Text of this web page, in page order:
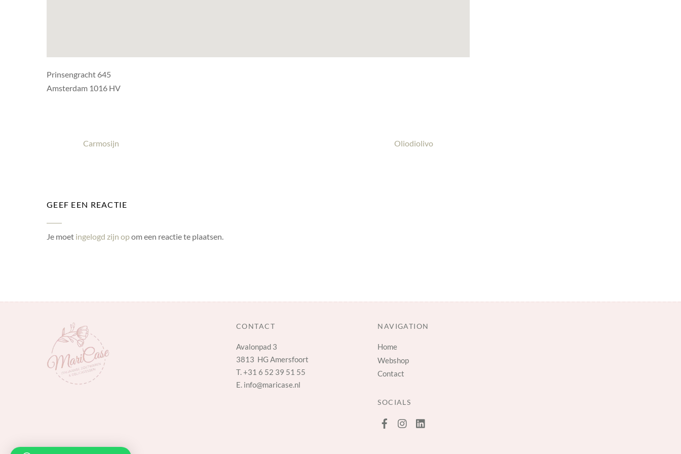
Prinsengracht 645
Amsterdam 1016 HV
Carmosijn Oliodiolivo
GEEF EEN REACTIE
Je moet ingelogd zijn opom een reactie te plaatsen.
CONTACT
Avalonpad 3
3813 HG Amersfoort
T.+31 6 52 39 51 55
E. info@maricase.nl
NAVIGATION
Home
Webshop
Contact
SOCIALS